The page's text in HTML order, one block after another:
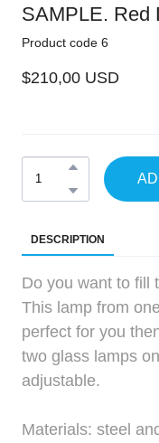
SAMPLE. Red
Product code 6
$210,00 USD
DESCRIPTION
Do you want to fill
This lamp from
perfect for you
two glass lamps
adjustable.
Materials: steel